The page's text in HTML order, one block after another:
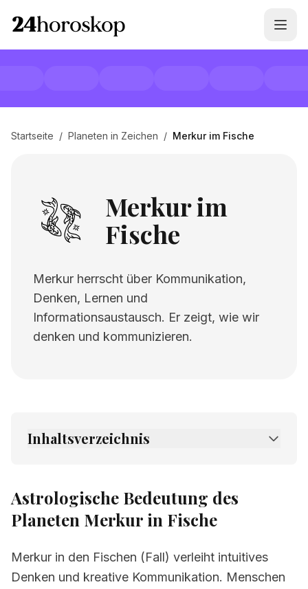
Startseite / Planeten in Zeichen / Merkur im Fische
Merkur im
Fische
Merkur herrscht über Kommunikation,
Denken, Lernen und
Informationsaustausch. Er zeigt, wie wir
denken und kommunizieren.
Inhaltsverzeichnis
2. Verwandte Seiten
Astrologische Bedeutung des
Planeten Merkur in Fische
Merkur in den Fischen (Fall) verleiht intuitives
Denken und kreative Kommunikation. Menschen